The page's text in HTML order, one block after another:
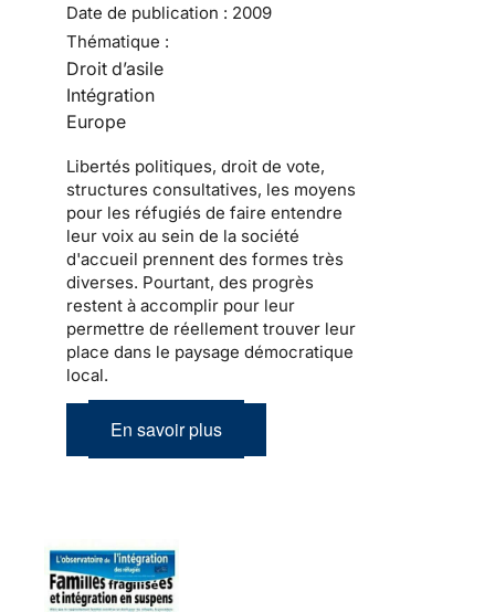
Date de publication : 2009
Thématique :
Droit d’asile
Intégration
Europe
Libertés politiques, droit de vote,
structures consultatives, les moyens
pour les réfugiés de faire entendre
leur voix au sein de la société
d'accueil prennent des formes très
diverses. Pourtant, des progrès
restent à accomplir pour leur
permettre de réellement trouver leur
place dans le paysage démocratique
local.
En savoir plus